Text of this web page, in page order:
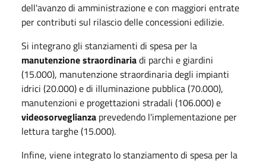
dell'avanzo di amministrazione e con maggiori entrate
per contributi sul rilascio delle concessioni edilizie.
Si integrano gli stanziamenti di spesa per la
manutenzione straordinariadi parchi e giardini
(15.000), manutenzione straordinaria degli impianti
idrici (20.000) e di illuminazione pubblica (70.000),
manutenzioni e progettazioni stradali (106.000) e
videosorveglianza prevedendo l'implementazione per
lettura targhe (15.000).
Infine, viene integrato lo stanziamento di spesa per la